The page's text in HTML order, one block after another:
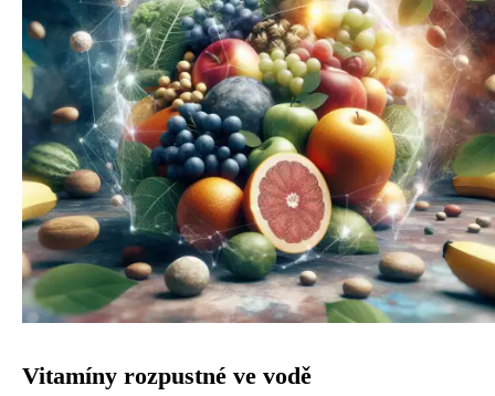
Vitamíny rozpustné ve vodě